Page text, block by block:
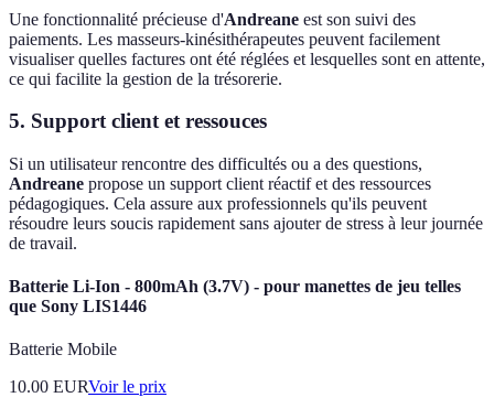
Une fonctionnalité précieuse d'Andreane est son suivi des
paiements. Les masseurs-kinésithérapeutes peuvent facilement
visualiser quelles factures ont été réglées et lesquelles sont en attente,
ce qui facilite la gestion de la trésorerie.
5. Support client et ressouces
Si un utilisateur rencontre des difficultés ou a des questions,
Andreane propose un support client réactif et des ressources
pédagogiques. Cela assure aux professionnels qu'ils peuvent
résoudre leurs soucis rapidement sans ajouter de stress à leur journée
de travail.
Batterie Li-Ion - 800mAh (3.7V) - pour manettes de jeu telles
que Sony LIS1446
Batterie Mobile
10.00 EURVoir le prix